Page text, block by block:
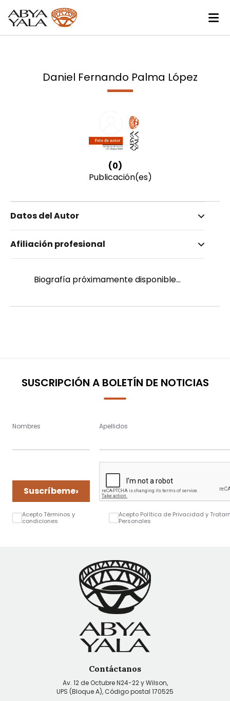
Daniel Fernando Palma López
(0)
Publicación(es)
Datos del Autor
Palma López, Daniel Fernando
Masculino
Afiliación profesional
Biografía próximamente disponible...
SUSCRIPCIÓN A BOLETÍN DE NOTICIAS
Nombres Apellidos
Suscríbeme›
Acepto Términos y
condiciones
Acepto Política de Privacidad y
Personales
Contáctanos
Av. 12 de Octubre N24-22 y Wilson,
UPS (Bloque A), Código postal 170525